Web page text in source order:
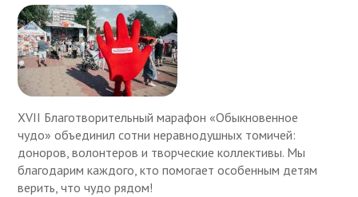
XVII Благотворительный марафон «Обыкновенное
чудо» объединил сотни неравнодушных томичей:
доноров, волонтеров и творческие коллективы. Мы
благодарим каждого, кто помогает особенным детям
верить, что чудо рядом!